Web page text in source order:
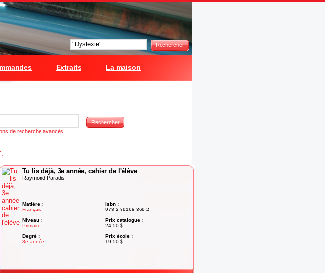
Rechercher
Extraits La maison
Rechercher
de recherche avancés
Tu lis déjà, 3e année, cahier de l'élève
Raymond Paradis
Matière :
Français
Niveau :
Primaire
Degré :
3e année
Isbn :
978-2-89168-369-2
Prix catalogue :
24,50 $
Prix école :
19,50 $